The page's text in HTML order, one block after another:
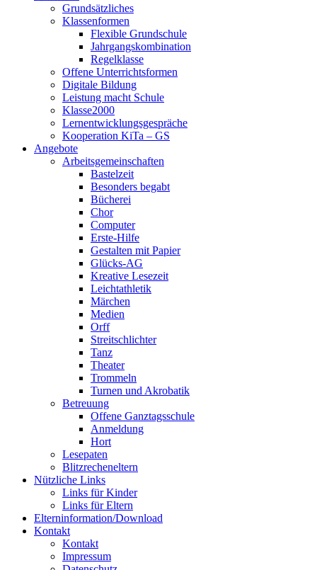
Grundsätzliches
Klassenformen
Flexible Grundschule
Jahrgangskombination
Regelklasse
Offene Unterrichtsformen
Digitale Bildung
Leistung macht Schule
Klasse2000
Lernentwicklungsgespräche
Kooperation KiTa – GS
Angebote
Arbeitsgemeinschaften
Bastelzeit
Besonders begabt
Bücherei
Chor
Computer
Erste-Hilfe
Gestalten mit Papier
Glücks-AG
Kreative Lesezeit
Leichtathletik
Märchen
Medien
Orff
Streitschlichter
Tanz
Theater
Trommeln
Turnen und Akrobatik
Betreuung
Offene Ganztagsschule
Anmeldung
Hort
Lesepaten
Blitzrecheneltern
Nützliche Links
Links für Kinder
Links für Eltern
Elterninformation/Download
Kontakt
Kontakt
Impressum